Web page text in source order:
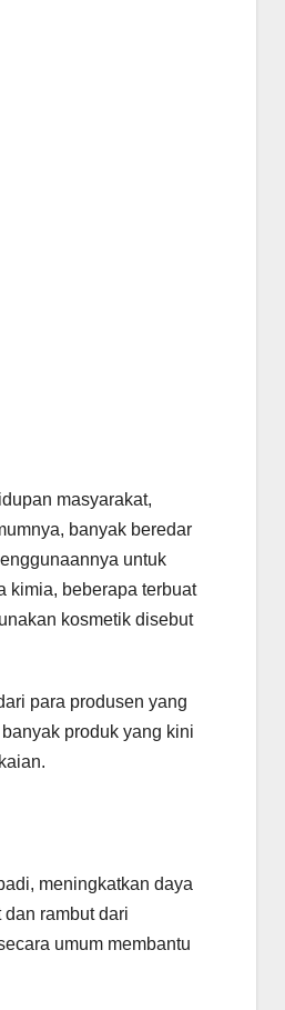
masyarakat,
banyak beredar
untuk
kimia, beberapa terbuat
kosmetik disebut
para produsen yang
produk yang kini
meningkatkan daya
rambut dari
umum membantu